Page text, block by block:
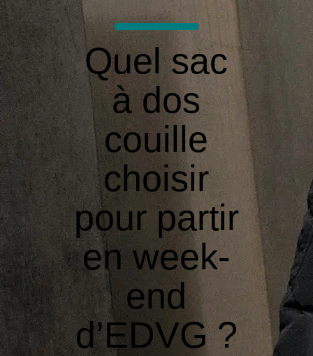
Quel sac
à dos
couille
choisir
pour partir
en week-
end
d’EDVG ?